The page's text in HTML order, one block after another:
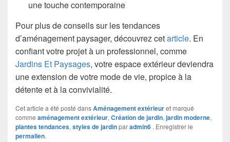
une touche contemporaine
Pour plus de conseils sur les tendances
d’aménagement paysager, découvrez cetarticle. En
confiant votre projet à un professionnel, comme
Jardins Et Paysages, votre espace extérieur deviendra
une extension de votre mode de vie, propice à la
détente et à la convivialité.
Cet article a été posté dansAménagement extérieuret marqué
comme aménagement extérieur, Création de jardin, jardin moderne,
plantes tendances, styles de jardinparadmin6 . Enregistrer le
permalien.